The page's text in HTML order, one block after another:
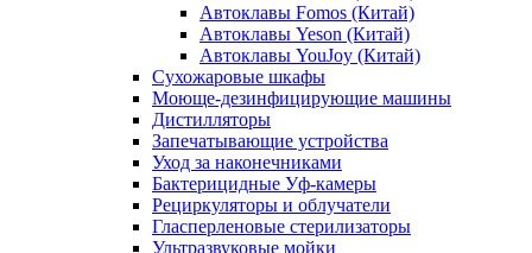
Автоклавы Fomos (Китай)
Автоклавы Yeson (Китай)
Автоклавы YouJoy (Китай)
Сухожаровые шкафы
Моюще-дезинфицирующие машины
Дистилляторы
Запечатывающие устройства
Уход за наконечниками
Бактерицидные Уф-камеры
Рециркуляторы и облучатели
Гласперленовые стерилизаторы
Ультразвуковые мойки